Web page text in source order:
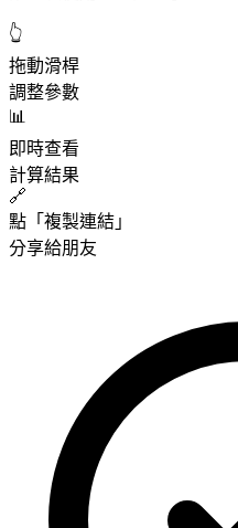
👆
拖動滑桿
調整參數
📊
即時查看
計算結果
🔗
點「複製連結」
分享給朋友